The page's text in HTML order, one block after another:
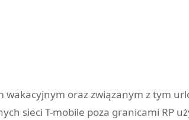
wakacyjnym oraz związanym z tym
sieci T-mobile poza granicami RP